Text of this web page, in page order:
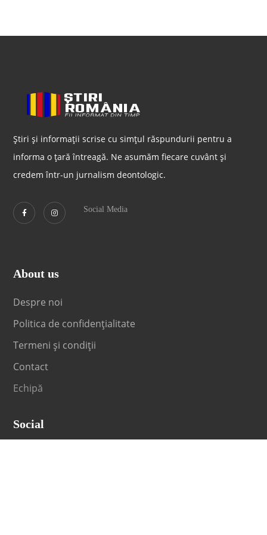
Știri și informații scrise cu simțul răspundurii pentru a
informa o țară întreagă. Ne asumăm fiecare cuvânt și
credem într-un jurnalism deontologic.
Social Media
About us
Despre noi
Politica de confidențialitate
Termeni și condiții
Contact
Echipă
Social